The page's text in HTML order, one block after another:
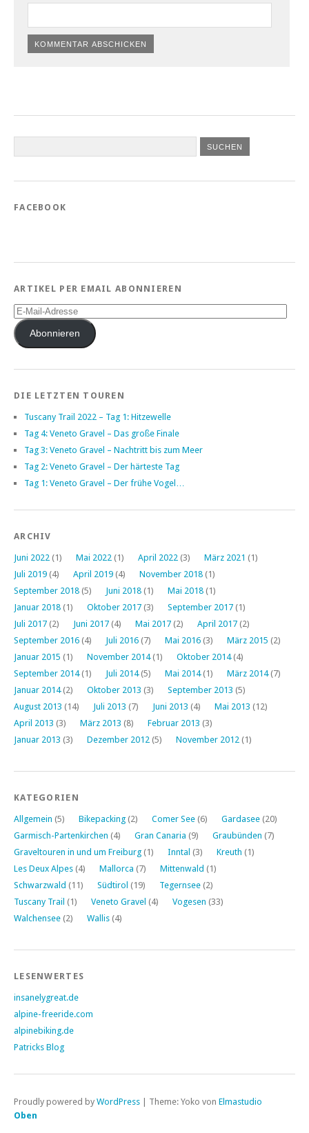
FACEBOOK
ARTIKEL PER EMAIL ABONNIEREN
E-
Mail-
AdresseAbonnieren
DIE LETZTEN TOUREN
Tuscany Trail 2022 – Tag 1: Hitzewelle
Tag 4: Veneto Gravel – Das große Finale
Tag 3: Veneto Gravel – Nachtritt bis zum Meer
Tag 2: Veneto Gravel – Der härteste Tag
Tag 1: Veneto Gravel – Der frühe Vogel…
ARCHIV
Juni 2022 (1) Mai 2022 (1) April 2022 (3) März 2021 (1)
Juli 2019 (4) April 2019 (4) November 2018 (1)
September 2018 (5) Juni 2018 (1) Mai 2018 (1)
Januar 2018 (1) Oktober 2017 (3) September 2017 (1)
Juli 2017 (2) Juni 2017 (4) Mai 2017 (2) April 2017 (2)
September 2016 (4) Juli 2016 (7) Mai 2016 (3) März 2015 (2)
Januar 2015 (1) November 2014(1) Oktober 2014(4)
September 2014(1) Juli 2014(5) Mai 2014(1) März 2014(7)
Januar 2014(2) Oktober 2013 (3) September 2013 (5)
August 2013 (14) Juli 2013 (7) Juni 2013 (4) Mai 2013 (12)
April 2013 (3) März 2013 (8) Februar 2013 (3)
Januar 2013 (3) Dezember 2012 (5) November 2012 (1)
KATEGORIEN
Allgemein (5) Bikepacking (2) Comer See (6) Gardasee (20)
Garmisch-Partenkirchen (4) Gran Canaria (9) Graubünden (7)
Graveltouren in und um Freiburg (1) Inntal (3) Kreuth (1)
Les Deux Alpes (4) Mallorca (7) Mittenwald (1)
Schwarzwald (11) Südtirol (19) Tegernsee (2)
Tuscany Trail (1) Veneto Gravel (4) Vogesen (33)
Walchensee (2) Wallis (4)
LESENWERTES
insanelygreat.de
alpine-freeride.com
alpinebiking.de
Patricks Blog
Proudly powered by WordPress Theme: Yoko von Elmastudio
Oben